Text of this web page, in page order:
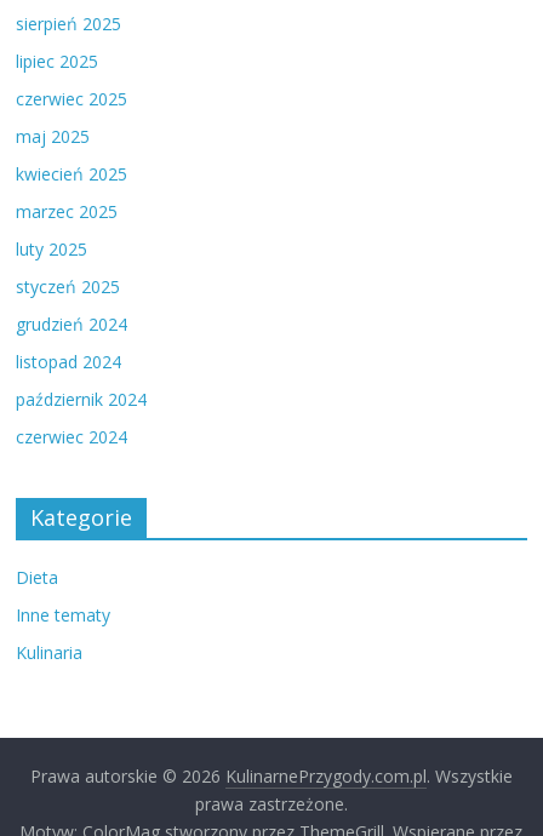
sierpień 2025
lipiec 2025
czerwiec 2025
maj 2025
kwiecień 2025
marzec 2025
luty 2025
styczeń 2025
grudzień 2024
listopad 2024
październik 2024
czerwiec 2024
Kategorie
Dieta
Inne tematy
Kulinaria
Prawa autorskie © 2026 KulinarnePrzygody.com.pl. Wszystkie
prawa zastrzeżone.